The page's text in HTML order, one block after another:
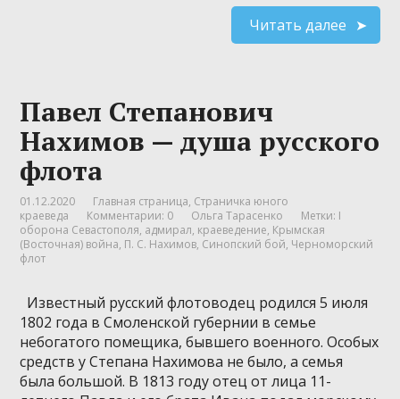
Читать далее
Павел Степанович
Нахимов — душа русского
флота
01.12.2020 Главная страница, Страничка юного
краеведа
Комментарии: 0 Ольга Тарасенко Метки: I
оборона Севастополя, адмирал, краеведение, Крымская
(Восточная) война, П. С. Нахимов, Синопский бой, Черноморский
флот
Известный русский флотоводец родился 5 июля
1802 года в Смоленской губернии в семье
небогатого помещика, бывшего военного. Особых
средств у Степана Нахимова не было, а семья
была большой. В 1813 году отец от лица 11-